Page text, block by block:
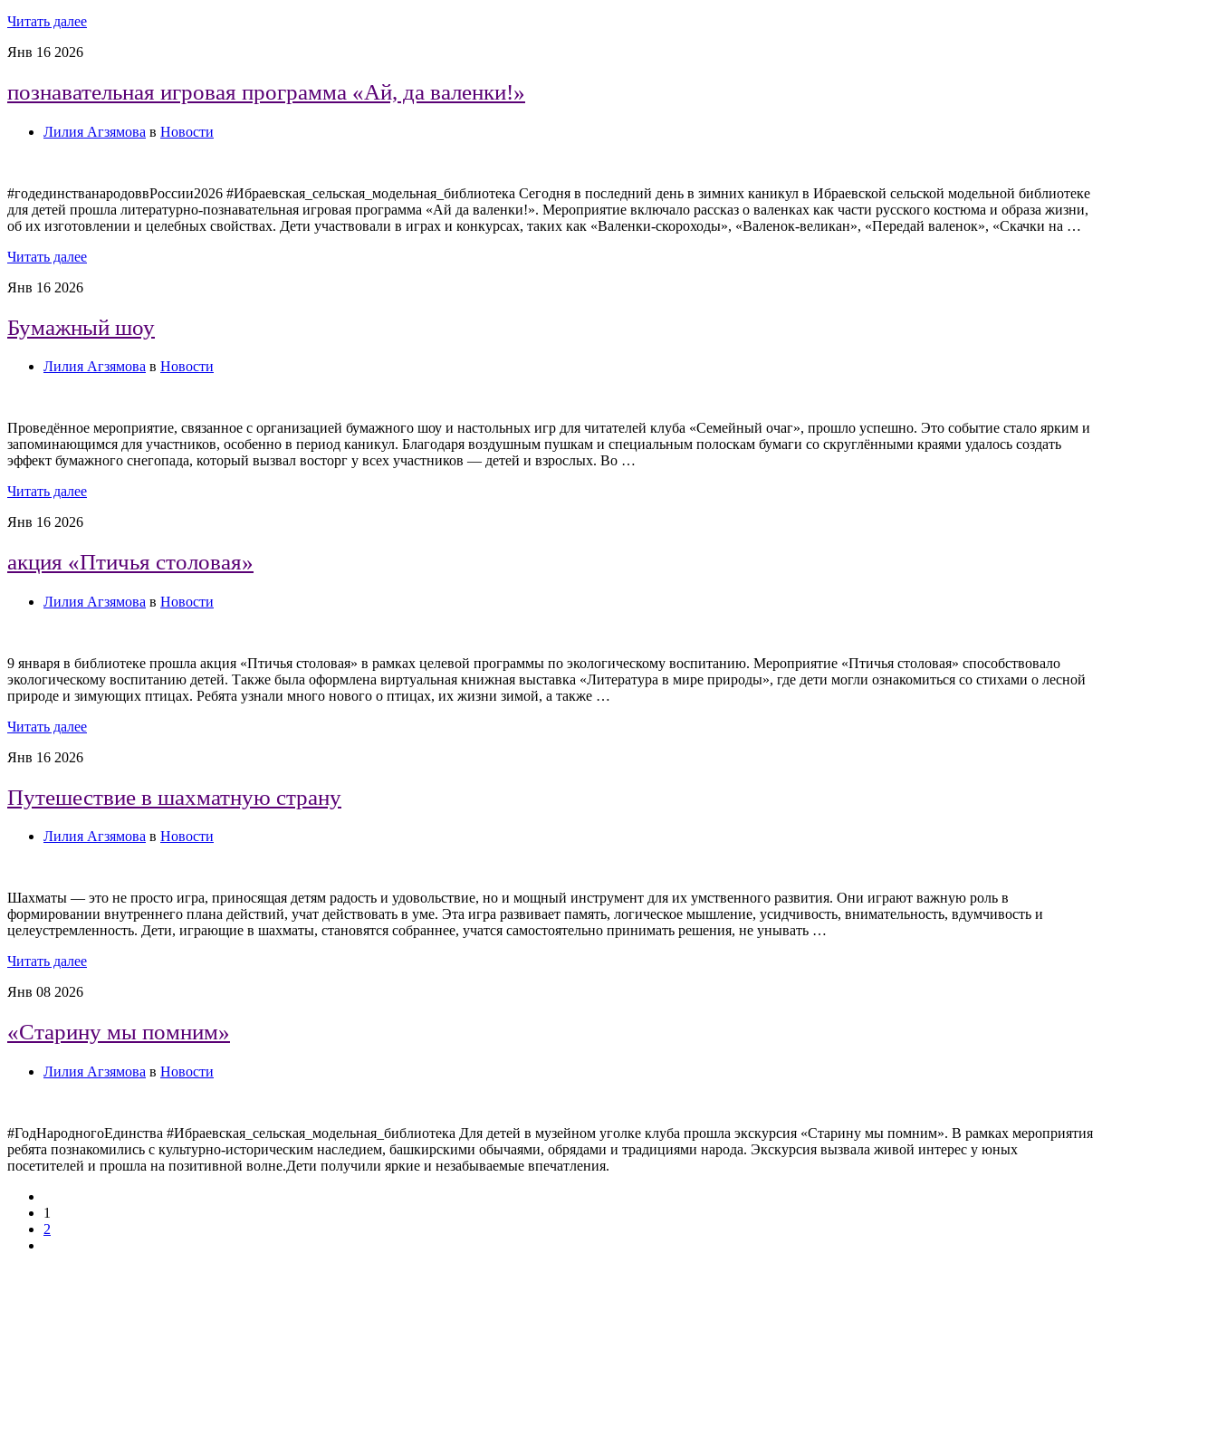
Читать далее
Янв 16 2026
познавательная игровая программа «Ай, да валенки!»
Лилия Агзямова в Новости
#годединстванародоввРоссии2026 #Ибраевская_сельская_модельная_библиотека Сегодня в последний день в зимних каникул в Ибраевской сельской модельной библиотеке
для детей прошла литературно-познавательная игровая программа «Ай да валенки!». Мероприятие включало рассказ о валенках как части русского костюма и образа жизни,
об их изготовлении и целебных свойствах. Дети участвовали в играх и конкурсах, таких как «Валенки-скороходы», «Валенок-великан», «Передай валенок», «Скачки на …
Читать далее
Янв 16 2026
Бумажный шоу
Лилия Агзямова в Новости
Проведённое мероприятие, связанное с организацией бумажного шоу и настольных игр для читателей клуба «Семейный очаг», прошло успешно. Это событие стало ярким и
запоминающимся для участников, особенно в период каникул. Благодаря воздушным пушкам и специальным полоскам бумаги со скруглёнными краями удалось создать
эффект бумажного снегопада, который вызвал восторг у всех участников — детей и взрослых. Во …
Читать далее
Янв 16 2026
акция «Птичья столовая»
Лилия Агзямова в Новости
9 января в библиотеке прошла акция «Птичья столовая» в рамках целевой программы по экологическому воспитанию. Мероприятие «Птичья столовая» способствовало
экологическому воспитанию детей. Также была оформлена виртуальная книжная выставка «Литература в мире природы», где дети могли ознакомиться со стихами о лесной
природе и зимующих птицах. Ребята узнали много нового о птицах, их жизни зимой, а также …
Читать далее
Янв 16 2026
Путешествие в шахматную страну
Лилия Агзямова в Новости
Шахматы — это не просто игра, приносящая детям радость и удовольствие, но и мощный инструмент для их умственного развития. Они играют важную роль в
формировании внутреннего плана действий, учат действовать в уме. Эта игра развивает память, логическое мышление, усидчивость, внимательность, вдумчивость и
целеустремленность. Дети, играющие в шахматы, становятся собраннее, учатся самостоятельно принимать решения, не унывать …
Читать далее
Янв 08 2026
«Старину мы помним»
Лилия Агзямова в Новости
#ГодНародногоЕдинства #Ибраевская_сельская_модельная_библиотека Для детей в музейном уголке клуба прошла экскурсия «Старину мы помним». В рамках мероприятия
ребята познакомились с культурно-историческим наследием, башкирскими обычаями, обрядами и традициями народа. Экскурсия вызвала живой интерес у юных
посетителей и прошла на позитивной волне.Дети получили яркие и незабываемые впечатления.
1
2